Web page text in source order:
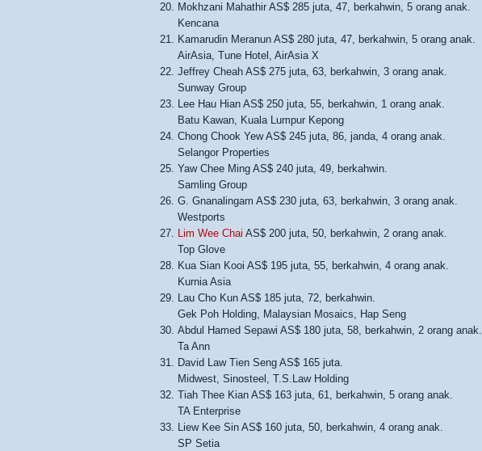
Mokhzani Mahathir AS$ 285 juta, 47, berkahwin, 5 orang anak.
Kencana
Kamarudin Meranun AS$ 280 juta, 47, berkahwin, 5 orang anak.
AirAsia, Tune Hotel, AirAsia X
Jeffrey Cheah AS$ 275 juta, 63, berkahwin, 3 orang anak.
Sunway Group
Lee Hau Hian AS$ 250 juta, 55, berkahwin, 1 orang anak.
Batu Kawan, Kuala Lumpur Kepong
Chong Chook Yew AS$ 245 juta, 86, janda, 4 orang anak.
Selangor Properties
Yaw Chee Ming AS$ 240 juta, 49, berkahwin.
Samling Group
G. Gnanalingam AS$ 230 juta, 63, berkahwin, 3 orang anak.
Westports
Lim Wee Chai AS$ 200 juta, 50, berkahwin, 2 orang anak.
Top Glove
Kua Sian Kooi AS$ 195 juta, 55, berkahwin, 4 orang anak.
Kurnia Asia
Lau Cho Kun AS$ 185 juta, 72, berkahwin.
Gek Poh Holding, Malaysian Mosaics, Hap Seng
Abdul Hamed Sepawi AS$ 180 juta, 58, berkahwin, 2 orang anak.
Ta Ann
David Law Tien Seng AS$ 165 juta.
Midwest, Sinosteel, T.S.Law Holding
Tiah Thee Kian AS$ 163 juta, 61, berkahwin, 5 orang anak.
TA Enterprise
Liew Kee Sin AS$ 160 juta, 50, berkahwin, 4 orang anak.
SP Setia